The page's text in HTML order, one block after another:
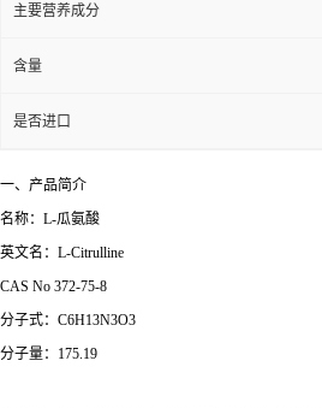
主要营养成分
含量
是否进口
一、产品简介
名称：L-瓜氨酸
英文名：L-Citrulline
CAS No 372-75-8
分子式：C6H13N3O3
分子量：175.19